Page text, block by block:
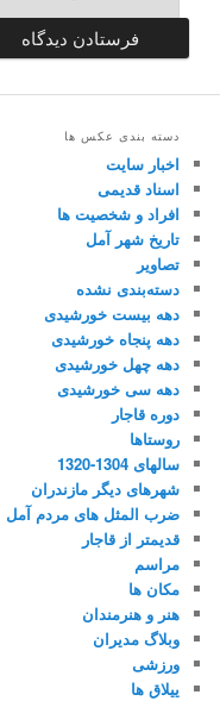
دسته بندی عکس ها
اخبار سایت
اسناد قدیمی
افراد و شخصیت ها
تاریخ شهر آمل
تصاویر
دسته‌بندی نشده
دهه بیست خورشیدی
دهه پنجاه خورشیدی
دهه چهل خورشیدی
دهه سی خورشیدی
دوره قاجار
روستاها
سالهای 1304-1320
شهرهای دیگر مازندران
ضرب المثل های مردم آمل
قدیمتر از قاجار
مراسم
مکان ها
هنر و هنرمندان
وبلاگ مدیران
ورزشی
ییلاق ها